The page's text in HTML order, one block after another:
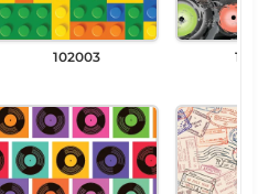
102003